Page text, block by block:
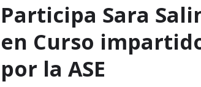
Participa Sara
en Curso
por la ASE